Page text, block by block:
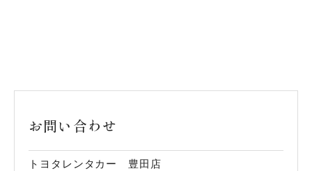
お問い合わせ
トヨタレンタカー 豊田店